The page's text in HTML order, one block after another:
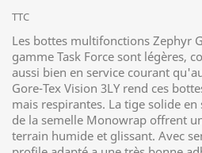
TTC
Les bottes multifonctions Zephyr
gamme Task Force sont légères,
aussi bien en service courant
Gore-Tex Vision 3LY rend ces
mais respirantes. La tige solide
de la semelle Monowrap offrent
terrain humide et glissant. Avec